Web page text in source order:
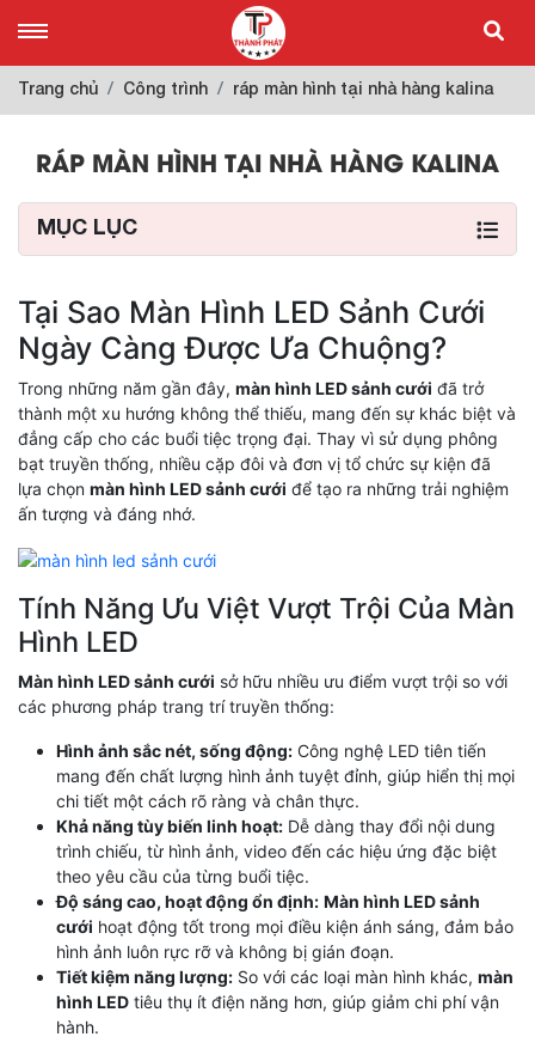
Trang chủ Công trình ráp màn hình tại nhà hàng kalina
RÁP MÀN HÌNH TẠI NHÀ HÀNG KALINA
MỤC LỤC
Tại Sao Màn Hình LED Sảnh Cưới
Ngày Càng Được Ưa Chuộng?
Trong những năm gần đây, màn hình LED sảnh cưới đã trở
thành một xu hướng không thể thiếu, mang đến sự khác biệt và
đẳng cấp cho các buổi tiệc trọng đại. Thay vì sử dụng phông
bạt truyền thống, nhiều cặp đôi và đơn vị tổ chức sự kiện đã
lựa chọn màn hình LED sảnh cưới để tạo ra những trải nghiệm
ấn tượng và đáng nhớ.
Tính Năng Ưu Việt Vượt Trội Của Màn
Hình LED
Màn hình LED sảnh cưới sở hữu nhiều ưu điểm vượt trội so với
các phương pháp trang trí truyền thống:
Hình ảnh sắc nét, sống động: Công nghệ LED tiên tiến
mang đến chất lượng hình ảnh tuyệt đỉnh, giúp hiển thị mọi
chi tiết một cách rõ ràng và chân thực.
Khả năng tùy biến linh hoạt: Dễ dàng thay đổi nội dung
trình chiếu, từ hình ảnh, video đến các hiệu ứng đặc biệt
theo yêu cầu của từng buổi tiệc.
Độ sáng cao, hoạt động ổn định: Màn hình LED sảnh
cưới hoạt động tốt trong mọi điều kiện ánh sáng, đảm bảo
hình ảnh luôn rực rỡ và không bị gián đoạn.
Tiết kiệm năng lượng: So với các loại màn hình khác, màn
hình LED tiêu thụ ít điện năng hơn, giúp giảm chi phí vận
hành.